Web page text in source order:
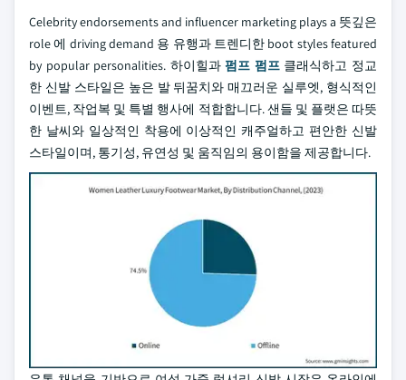
Celebrity endorsements and influencer marketing plays a 뜻깊은
role 에 driving demand 용 유행과 트렌디한 boot styles featured
by popular personalities. 하이힐과펌프 펌프클래식하고 정교
한 신발 스타일은 높은 발 뒤꿈치와 매끄러운 실루엣, 형식적인
이벤트, 작업복 및 특별 행사에 적합합니다. 샌들 및 플랫은 따뜻
한 날씨와 일상적인 착용에 이상적인 캐주얼하고 편안한 신발
스타일이며, 통기성, 유연성 및 움직임의 용이함을 제공합니다.